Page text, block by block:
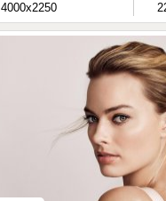
4000x2250